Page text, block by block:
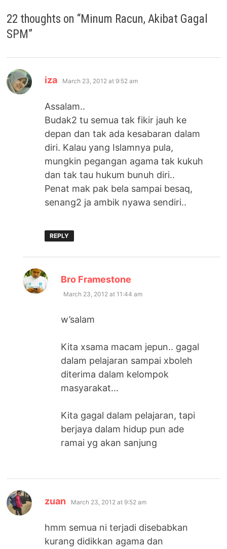
22 thoughts on “Minum Racun, Akibat Gagal
SPM”
iza says:
March 23, 2012 at 9:52 am
Assalam..
Budak2 tu semua tak fikir jauh ke
depan dan tak ada kesabaran dalam
diri. Kalau yang Islamnya pula,
mungkin pegangan agama tak kukuh
dan tak tau hukum bunuh diri..
Penat mak pak bela sampai besaq,
senang2 ja ambik nyawa sendiri..
REPLY
Bro Framestone
March 23, 2012 at 11:44 am
w’salam
Kita xsama macam jepun.. gagal
dalam pelajaran sampai xboleh
diterima dalam kelompok
masyarakat…
Kita gagal dalam pelajaran, tapi
berjaya dalam hidup pun ade
ramai yg akan sanjung
zuan says:
March 23, 2012 at 9:52 am
hmm semua ni terjadi disebabkan
kurang didikkan agama dan